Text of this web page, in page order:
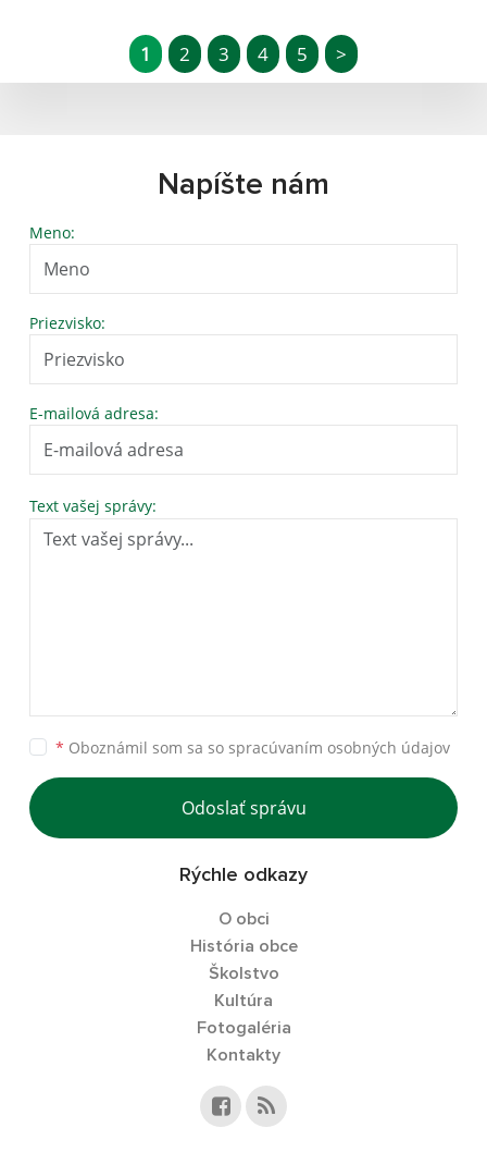
1 2 3 4 5 >
Napíšte nám
Meno:
Priezvisko:
E-mailová adresa:
Text vašej správy:
* Oboznámil som sa so spracúvaním osobných údajov
Odoslať správu
Rýchle odkazy
O obci
História obce
Školstvo
Kultúra
Fotogaléria
Kontakty